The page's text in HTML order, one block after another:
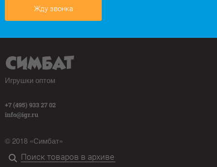
Жду звонка
Игрушки оптом
+7 (495) 933 27 02
info@igr.ru
© 2018 «Симбат»